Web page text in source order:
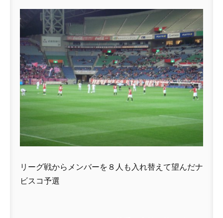
リーグ戦からメンバーを８人も入れ替えて望んだナ
ビスコ予選